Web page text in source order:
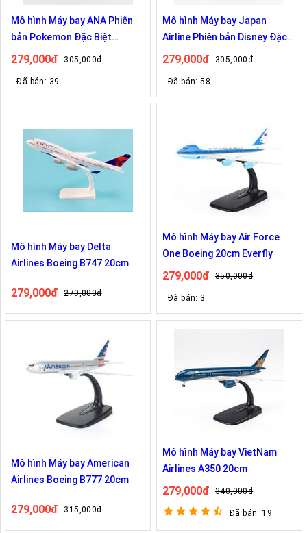
Mô hình Máy bay ANA Phiên
bản Pokemon Đặc Biệt
Boeing B747 20cm
279,000đ 305,000đ
Đã bán: 39
Mô hình Máy bay Japan
Airline Phiên bản Disney Đặc
Biệt Kỷ Niệm 50th Boeing
279,000đ 305,000đ
Đã bán: 58
Mô hình Máy bay Delta
Airlines Boeing B747 20cm
279,000đ 279,000đ
Mô hình Máy bay Air Force
One Boeing 20cm Everfly
279,000đ 350,000đ
Đã bán: 3
Mô hình Máy bay American
Airlines Boeing B777 20cm
279,000đ 315,000đ
Mô hình Máy bay VietNam
Airlines A350 20cm
279,000đ 340,000đ
Đã bán: 19